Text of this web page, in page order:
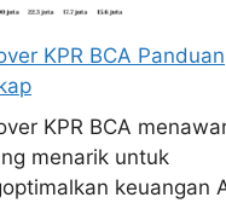
KPR BCA Panduan
KPR BCA
menarik untuk
keuangan